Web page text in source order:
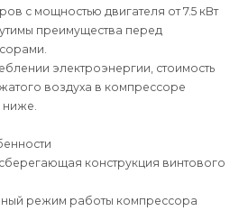
с мощностью двигателя от 7.5 кВт
преимущества перед
электроэнергии, стоимость
воздуха в компрессоре
конструкция винтового
режим работы компрессора